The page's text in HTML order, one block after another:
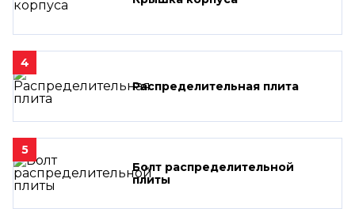
4
Распределительная плита
5
Болт распределительной
плиты